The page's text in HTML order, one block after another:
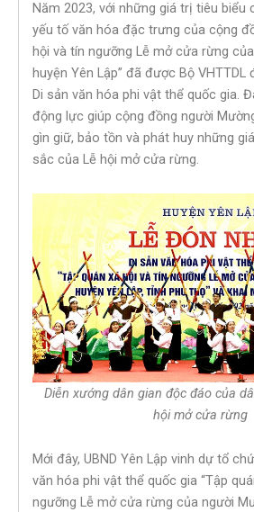
Năm 2023, với những giá trị tiêu biểu
yếu tố văn hóa đặc trưng của cộng
hội và tín ngưỡng Lễ mở cửa rừng
huyện Yên Lập” đã được Bộ
Di sản văn hóa phi vật thể quốc gia.
động lực giúp cộng đồng người
gìn giữ, bảo tồn và phát huy những
sắc của Lễ hội mở cửa rừng.
Diễn xướng dân gian độc đáo của
hội mở cửa rừng
Mới đây, UBND Yên Lập vinh dự tổ
văn hóa phi vật thể quốc gia “Tập
ngưỡng Lễ mở cửa rừng của người